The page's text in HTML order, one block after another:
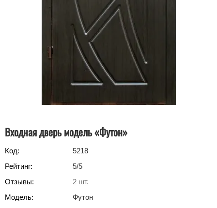
Входная дверь модель «Футон»
Код:
5218
Рейтинг:
5/5
Отзывы:
2 шт.
Модель:
Футон